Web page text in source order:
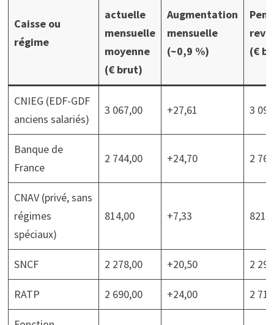
Caisse ou
régime
actuelle
mensuelle
moyenne
(€ brut)
Augmentation
mensuelle
(~0,9 %)
(€
CNIEG (EDF-GDF
anciens salariés)
3 067,00 +27,61 3
Banque de
France
2 744,00 +24,70 2
CNAV (privé, sans
régimes
spéciaux)
814,00 +7,33
SNCF 2 278,00 +20,50 2
RATP 2 690,00 +24,00 2